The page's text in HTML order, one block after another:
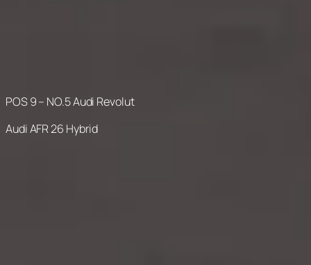
POS 9 – NO.5 Audi Revolut
Audi AFR 26 Hybrid